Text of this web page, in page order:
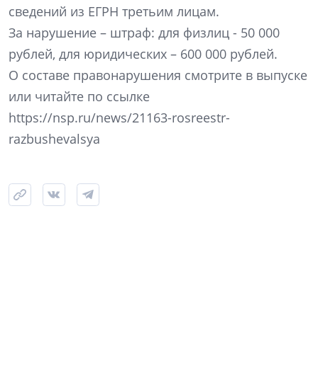
сведений из ЕГРН третьим лицам.
За нарушение – штраф: для физлиц - 50 000
рублей, для юридических – 600 000 рублей.
О составе правонарушения смотрите в выпуске
или читайте по ссылке
https://nsp.ru/news/21163-rosreestr-
razbushevalsya